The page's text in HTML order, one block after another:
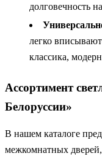
долговечность
легко
классика,
Ассортимент
Белоруссии»
В нашем каталоге
межкомнатных